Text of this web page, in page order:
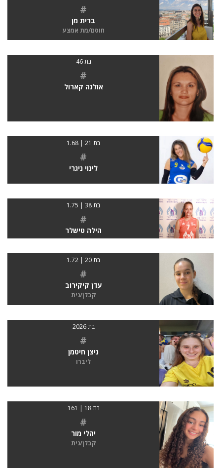
#
ברית מן
חוסם/מת אמצע
בת 46
#
אולנה קארול
בת 21 | 1.68
#
לינוי ניגרי
בת 38 | 1.75
#
הילה טישלר
בת 20 | 1.72
#
עדן קיקירוב
קבלן/נית
בת 2026
#
ניצן חיטמן
ליברו
בת 18 | 161
#
יהלי מור
קבלן/נית